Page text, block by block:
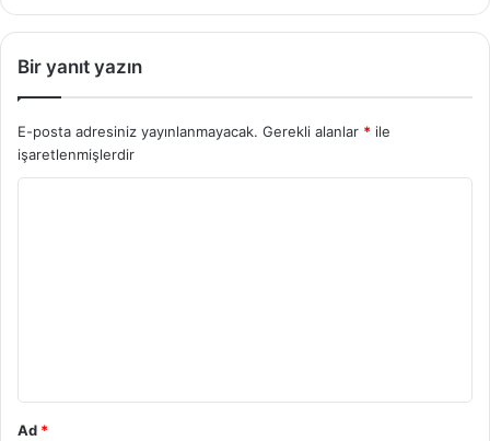
Bir yanıt yazın
E-posta adresiniz yayınlanmayacak. Gerekli alanlar * ile
işaretlenmişlerdir
Ad *